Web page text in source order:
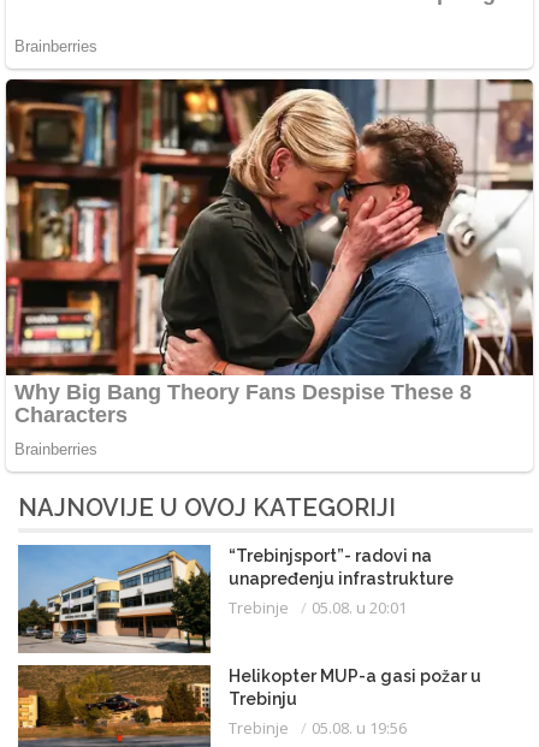
NAJNOVIJE U OVOJ KATEGORIJI
“Trebinjsport”- radovi na
unapređenju infrastrukture
Trebinje 05.08. u 20:01
Helikopter MUP-a gasi požar u
Trebinju
Trebinje 05.08. u 19:56